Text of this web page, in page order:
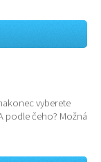
vyberete
podle čeho? Možná